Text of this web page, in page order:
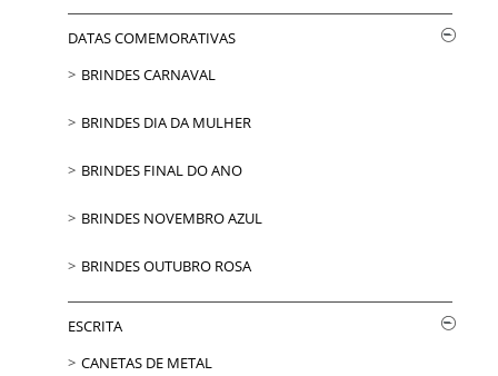
DATAS COMEMORATIVAS
BRINDES CARNAVAL
BRINDES DIA DA MULHER
BRINDES FINAL DO ANO
BRINDES NOVEMBRO AZUL
BRINDES OUTUBRO ROSA
ESCRITA
CANETAS DE METAL